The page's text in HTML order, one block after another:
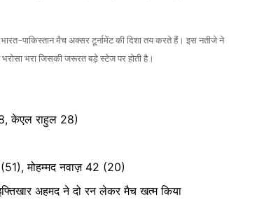
पाकिस्तान मैच अक्सर टूर्नामेंट की दिशा तय करते हैं। इस नतीजे ने
भरा जिसकी जरूरत बड़े स्टेज पर होती है।
केएल राहुल 28)
(51), मोहम्मद नवाज़ 42 (20)
अहमद ने दो रन लेकर मैच खत्म किया